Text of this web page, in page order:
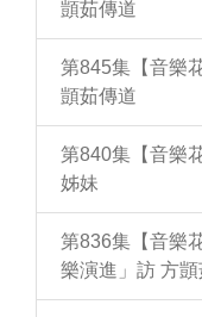
顗茹傳道
第845集【音樂
顗茹傳道
第840集【音樂
姊妹
第836集【音樂
樂演進」訪 方